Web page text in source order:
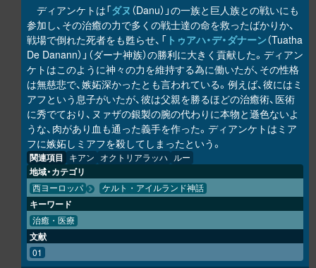
ディアンケトは「ダヌ （Danu）」の一族と巨人族との戦いにも
参加し、その治癒の力で多くの戦士達の命を救ったばかりか、
戦場で倒れた死者をも甦らせ、「 トゥアハ・デ・ダナーン（Tuatha
De Danann）」（ダーナ神族）の勝利に大きく貢献した。ディアン
ケトはこのように神々の力を維持する為に働いたが、その性格
は無慈悲で、嫉妬深かったとも言われている。例えば、彼にはミ
アフという息子がいたが、彼は父親を勝るほどの治癒術、医術
に秀でており、ヌァザの銀製の腕の代わりに本物と遜色ないよ
うな、肉があり血も通った義手を作った。ディアンケトはミア
フに嫉妬しミアフを殺してしまったという。
関連項目 キアン オクトリアラッハ ルー
地域・カテゴリ
西ヨーロッパ ケルト・アイルランド神話
キーワード
治癒・医療
文献
01